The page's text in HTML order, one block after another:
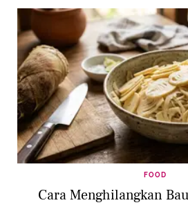
FOOD
Cara Menghilangkan